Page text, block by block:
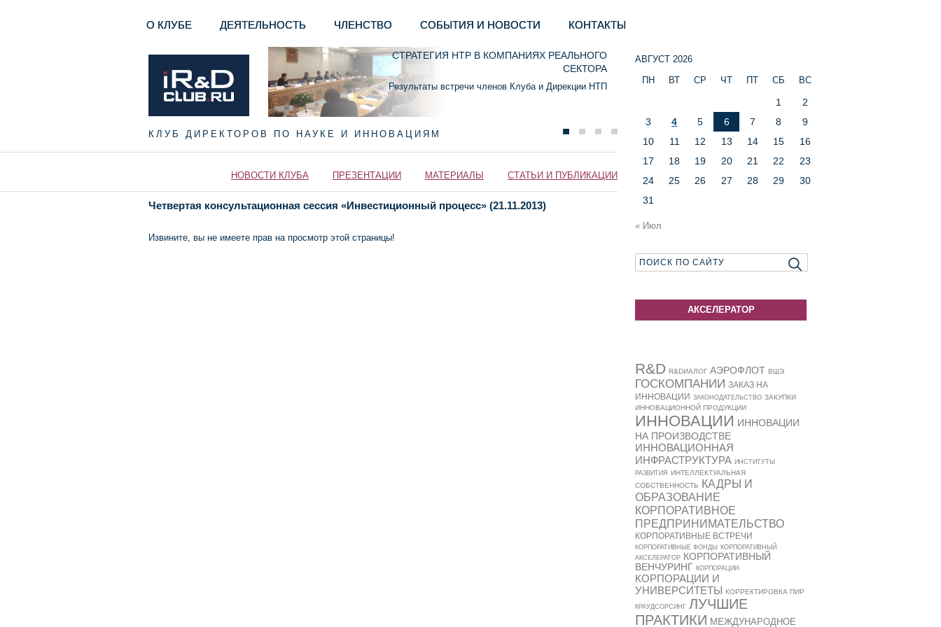
О КЛУБЕ ДЕЯТЕЛЬНОСТЬ ЧЛЕНСТВО СОБЫТИЯ И НОВОСТИ КОНТАКТЫ
СТРАТЕГИЯ НТР В КОМПАНИЯХ РЕАЛЬНОГО
СЕКТОРА
Результаты встречи членов Клуба и Дирекции НТП
КЛУБ ДИРЕКТОРОВ ПО НАУКЕ И ИННОВАЦИЯМ
НОВОСТИ КЛУБА ПРЕЗЕНТАЦИИ МАТЕРИАЛЫ СТАТЬИ И ПУБЛИКАЦИИ
Четвертая консультационная сессия «Инвестиционный процесс» (21.11.2013)
Извините, вы не имеете прав на просмотр этой страницы!
АВГУСТ 2026
ПН
ВТ СР ЧТ ПТ СБ ВС
1
2
3
4 5 6 7 8
9
10
11 12 13 14 15
16
17
18 19 20 21 22
23
24
25 26 27 28 29
30
31
« Июл
АКСЕЛЕРАТОР
R&D R&DИАЛОГ АЭРОФЛОТ ВШЭ
ГОСКОМПАНИИ ЗАКАЗ НА
ИННОВАЦИИ ЗАКОНОДАТЕЛЬСТВО ЗАКУПКИ
ИННОВАЦИОННОЙ ПРОДУКЦИИ
ИННОВАЦИИ ИННОВАЦИИ
НА ПРОИЗВОДСТВЕ
ИННОВАЦИОННАЯ
ИНФРАСТРУКТУРА ИНСТИТУТЫ
РАЗВИТИЯ
ИНТЕЛЛЕКТУАЛЬНАЯ
СОБСТВЕННОСТЬ КАДРЫ И
ОБРАЗОВАНИЕ
КОРПОРАТИВНОЕ
ПРЕДПРИНИМАТЕЛЬСТВО
КОРПОРАТИВНЫЕ ВСТРЕЧИ
КОРПОРАТИВНЫЕ ФОНДЫ
КОРПОРАТИВНЫЙ
АКСЕЛЕРАТОР КОРПОРАТИВНЫЙ
ВЕНЧУРИНГ КОРПОРАЦИИ
КОРПОРАЦИИ И
УНИВЕРСИТЕТЫ КОРРЕКТИРОВКА ПИР
КРАУДСОРСИНГ ЛУЧШИЕ
ПРАКТИКИ МЕЖДУНАРОДНОЕ